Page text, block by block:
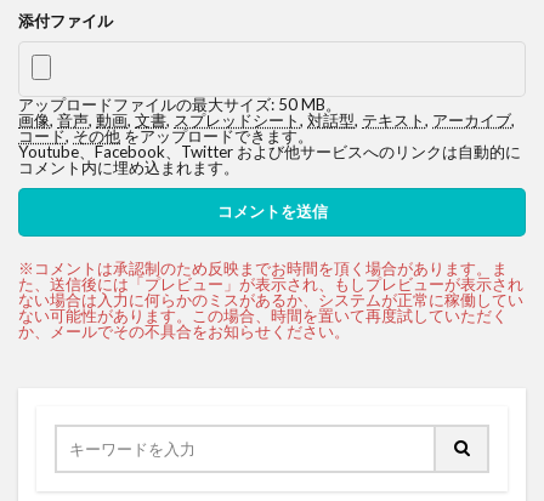
添付ファイル
アップロードファイルの最大サイズ: 50 MB。
画像, 音声, 動画, 文書, スプレッドシート, 対話型, テキスト, アーカイブ,
コード,その他をアップロードできます。
Youtube、Facebook、Twitter および他サービスへのリンクは自動的に
コメント内に埋め込まれます。